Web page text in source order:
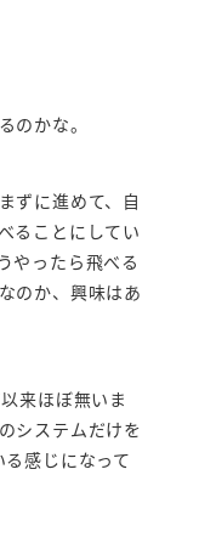
のかな。
ずに進めて、自
ることにしてい
やったら飛べる
のか、興味はあ
来ほぼ無いま
システムだけを
感じになって